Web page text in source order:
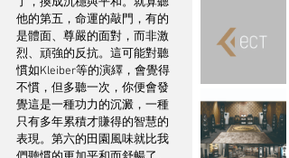
他的第五，命運的敲門，有的
是體面、尊嚴的面對，而非激
烈、頑強的反抗。這可能對聽
慣如Kleiber等的演繹，會覺得
不慣，但多聽一次，你便會發
覺這是一種功力的沉澱，一種
只有多年累積才賺得的智慧的
表現。第六的田園風味就比我